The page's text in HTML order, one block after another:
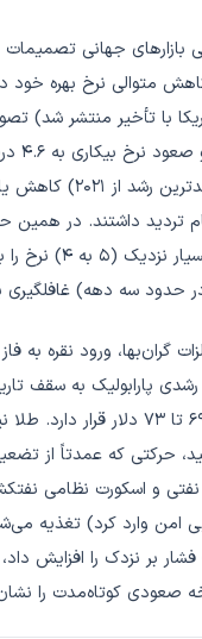
محور اصلی بازارهای جهانی
با تأخیر منتشر شد)
هسته به ۲.۶
تردید داشتند. در همین
حدود سه دهه) غافلگیری
دلار) رسید، حرکتی که
و اسکورت نظامی
امن وارد کرد) تغذیه
بر نزدک را افزایش
صعودی کوتاه‌مدت را